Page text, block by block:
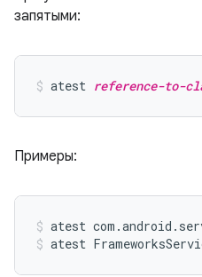
запятыми:
atest reference-to-
Примеры:
atest
atest